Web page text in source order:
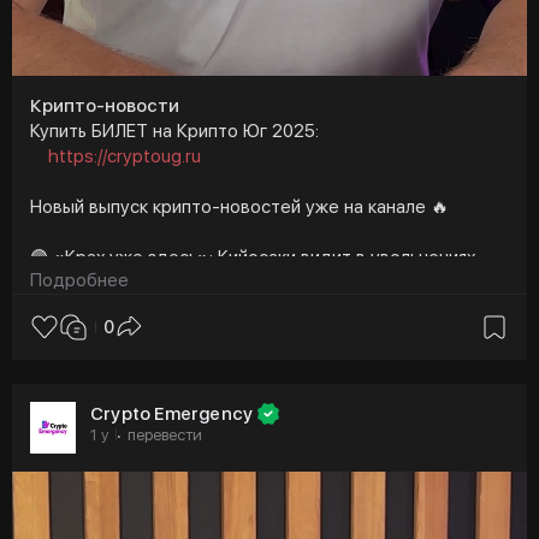
Крипто-новости
Купить БИЛЕТ на Крипто Юг 2025:
https://cryptoug.ru
Новый выпуск крипто-новостей уже на канале 🔥
🟣 «Крах уже здесь»: Кийосаки видит в увольнениях
доказательство, игнорируя собственное падение BTC?
🟣 SafePal запускает криптокошелек в Telegram и
🟣 CEO BlackRock Ларри Финк заявил, что не исключает
возможность дальнейшего снижения фондового рынка
США
🟣 Биткоин демонстрирует «признаки устойчивости»,
Подробнее
0
Crypto Emergency
1 y · перевести